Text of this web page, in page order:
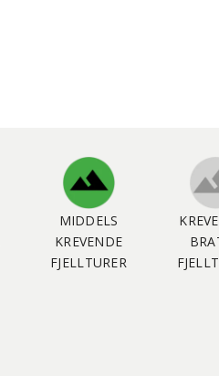
MIDDELS
KREVENDE
FJELLTURER